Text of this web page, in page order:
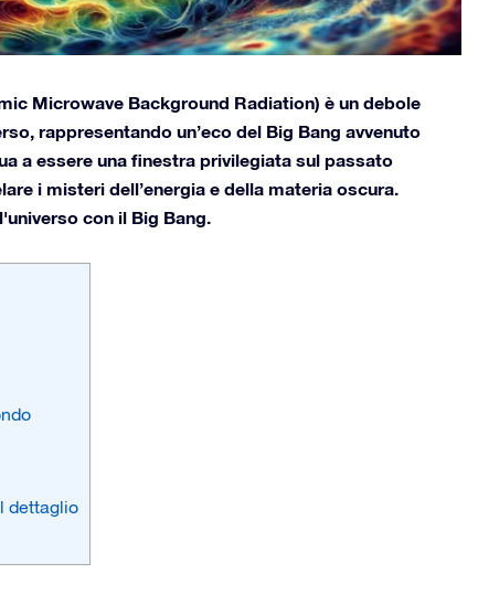
Microwave Background Radiation) è un debole
rappresentando un’eco del Big Bang avvenuto
a essere una finestra privilegiata sul passato
i misteri dell’energia e della materia oscura.
con il Big Bang.
dettaglio